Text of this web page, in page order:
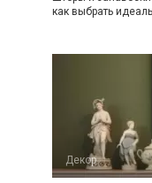
как выбрать
Декор